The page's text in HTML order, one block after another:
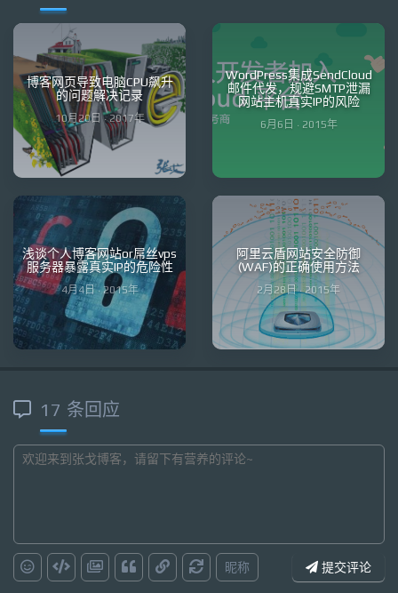
博客网页导致电脑CPU飙升
的问题解决记录
10月20日 · 2017年
WordPress集成SendCloud
邮件代发，规避SMTP泄漏
网站主机真实IP的风险
6月6日 · 2015年
浅谈个人博客网站or屌丝vps
服务器暴露真实IP的危险性
4月4日 · 2015年
阿里云盾网站安全防御
(WAF)的正确使用方法
2月28日 · 2015年
17 条回应
昵称 提交评论